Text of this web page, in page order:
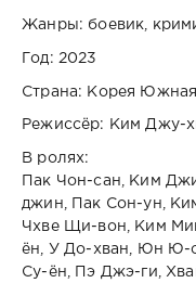
Жанры: боевик,
Год: 2023
Страна: Корея Южная
Режиссёр: Ким Джу-
В ролях:
Пак Чон-сан, Ким
джин, Пак Сон-ун,
Чхве Щи-вон, Ким
ён, У До-хван, Юн Ю-
Су-ён, Пэ Джэ-ги,